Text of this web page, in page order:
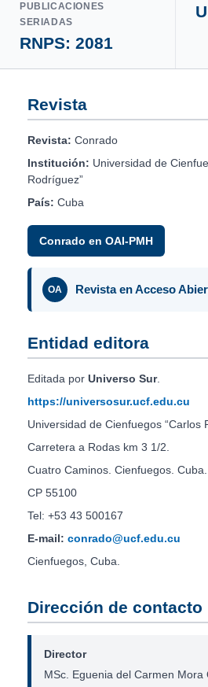
PUBLICACIONES
SERIADAS
RNPS: 2081
Revista
Revista: Conrado
Institución: Universidad de
Rodríguez”
País: Cuba
Conrado en OAI-PMH
OA Revista en Acceso
Entidad editora
Editada por Universo Sur.
https://universosur.ucf.edu.cu
Universidad de Cienfuegos “Carlos
Carretera a Rodas km 3 1/2.
Cuatro Caminos. Cienfuegos. Cuba.
CP 55100
Tel: +53 43 500167
E-mail: conrado@ucf.edu.cu
Cienfuegos, Cuba.
Dirección de contacto
Director
MSc. Eguenia del Carmen Mora